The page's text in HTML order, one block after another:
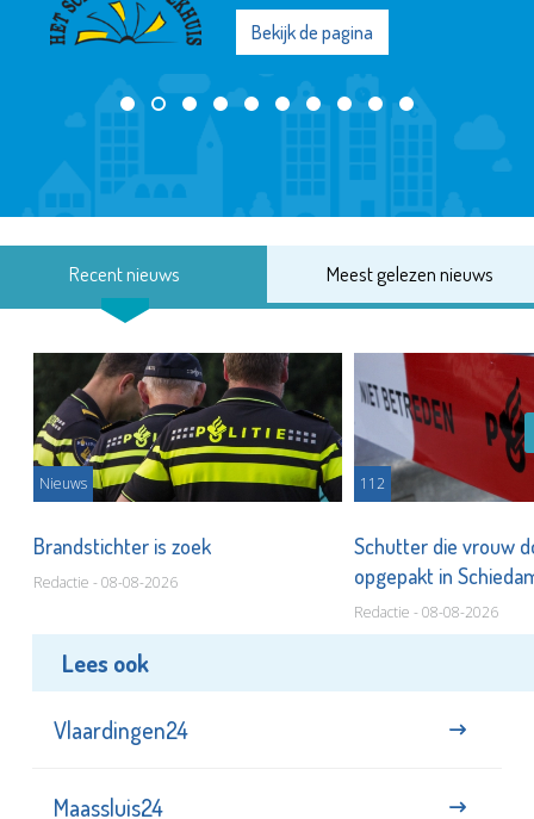
Bekijk de pagina
Recent nieuws Meest gelezen nieuws
Nieuws
Brandstichter is zoek
Redactie - 08-08-2026
112
Schutter die vrouw
opgepakt in
Redactie - 08-08-2026
Lees ook
Vlaardingen24
Maassluis24